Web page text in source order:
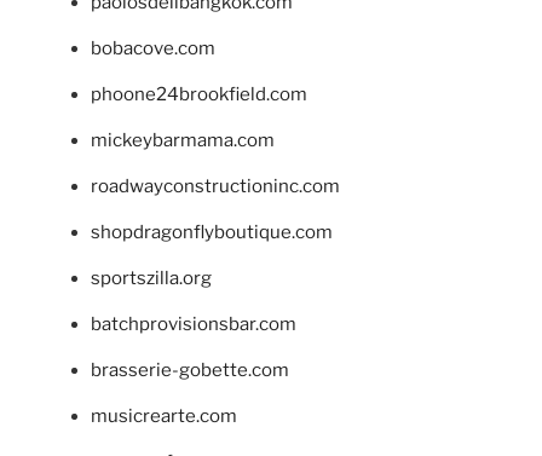
bobacove.com
phoone24brookfield.com
mickeybarmama.com
roadwayconstructioninc.com
shopdragonflyboutique.com
sportszilla.org
batchprovisionsbar.com
brasserie-gobette.com
musicrearte.com